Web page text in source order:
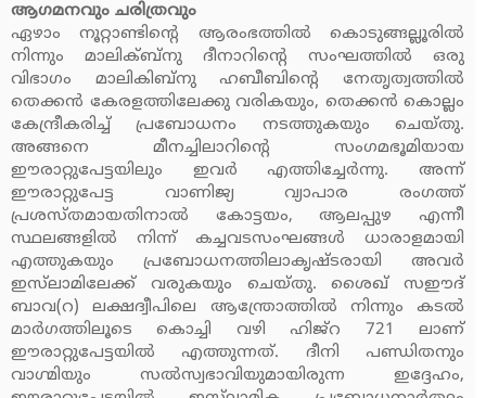
ആഗമനവും ചരിത്രവും
ഏഴാം നൂറ്റാണ്ടിന്റെ ആരംഭത്തില്‍ കൊടുങ്ങല്ലൂരില്‍
നിന്നും മാലിക്ബ്‌നു ദീനാറിന്റെ സംഘത്തില്‍ ഒരു
വിഭാഗം മാലികിബ്‌നു ഹബീബിന്റെ നേതൃത്വത്തില്‍
തെക്കന്‍ കേരളത്തിലേക്കു വരികയും, തെക്കന്‍ കൊല്ലം
കേന്ദ്രീകരിച്ച് പ്രബോധനം നടത്തുകയും ചെയ്തു.
അങ്ങനെ മീനച്ചിലാറിന്റെ സംഗമഭൂമിയായ
ഈരാറ്റുപേട്ടയിലും ഇവര്‍ എത്തിച്ചേര്‍ന്നു. അന്ന്
ഈരാറ്റുപേട്ട വാണിജ്യ വ്യാപാര രംഗത്ത്
പ്രശസ്തമായതിനാല്‍ കോട്ടയം, ആലപ്പുഴ എന്നീ
സ്ഥലങ്ങളില്‍ നിന്ന് കച്ചവടസംഘങ്ങള്‍ ധാരാളമായി
എത്തുകയും പ്രബോധനത്തിലാകൃഷ്ടരായി അവര്‍
ഇസ്‌ലാമിലേക്ക് വരുകയും ചെയ്തു. ശൈഖ് സഈദ്
ബാവ(റ) ലക്ഷദ്വീപിലെ ആന്ത്രോത്തില്‍ നിന്നും കടല്‍
മാര്‍ഗത്തിലൂടെ കൊച്ചി വഴി ഹിജ്‌റ 721 ലാണ്
ഈരാറ്റുപേട്ടയില്‍ എത്തുന്നത്. ദീനി പണ്ഡിതനും
വാഗ്മിയും സല്‍സ്വഭാവിയുമായിരുന്ന ഇദ്ദേഹം,